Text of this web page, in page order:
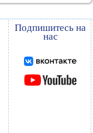
Подпишитесь на
нас